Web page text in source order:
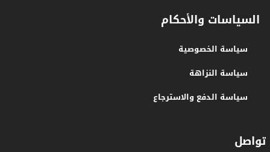
السياسات والأحكام
سياسة الخصوصية
سياسة النزاهة
سياسة الدفع والاسترجاع
تواصل